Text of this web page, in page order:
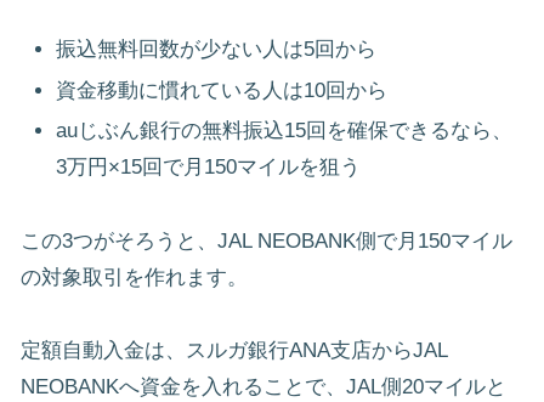
振込無料回数が少ない人は5回から
資金移動に慣れている人は10回から
auじぶん銀行の無料振込15回を確保できるなら、
3万円×15回で月150マイルを狙う
この3つがそろうと、JAL NEOBANK側で月150マイル
の対象取引を作れます。
定額自動入金は、スルガ銀行ANA支店からJAL
NEOBANKへ資金を入れることで、JAL側20マイルと